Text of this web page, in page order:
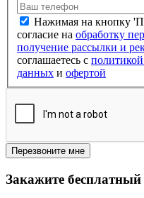
Нажимая на кнопку
согласие на обработку
получение рассылки и
соглашаетесь c
данных и офертой
Перезвоните мне
Закажите бесплатный